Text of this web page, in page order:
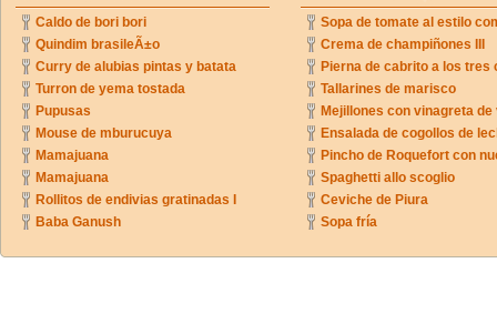
Caldo de bori bori
Quindim brasileÃ±o
Curry de alubias pintas y batata
Turron de yema tostada
Pupusas
Mouse de mburucuya
Mamajuana
Mamajuana
Rollitos de endivias gratinadas I
Baba Ganush
Sopa de tomate al estilo
Crema de champiñones III
Pierna de cabrito a los tres
Tallarines de marisco
Mejillones con vinagreta
Ensalada de cogollos de
Pincho de Roquefort con
Spaghetti allo scoglio
Ceviche de Piura
Sopa fría